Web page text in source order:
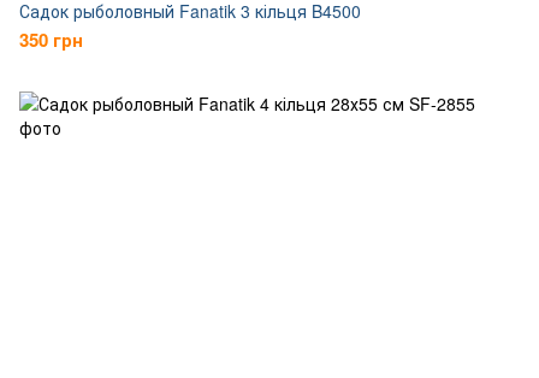
Садок рыболовный Fanatik 3 кільця B4500
350 грн